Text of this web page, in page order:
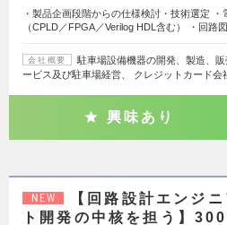
・製品企画段階からの仕様検討・技術選定 ・
（CPLD／FPGA／Verilog HDL含む） ・回路
会社概要
駐車場設備機器の開発、製造、
ービス及び駐車場経営、 クレジットカード会
興味あり
NEW
【回路設計エンジ
ト開発の中核を担う】